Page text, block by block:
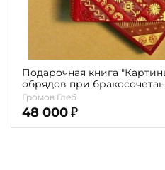
Подарочная книга
обрядов при
и в России обитающих
Громов Глеб
48 000 ₽